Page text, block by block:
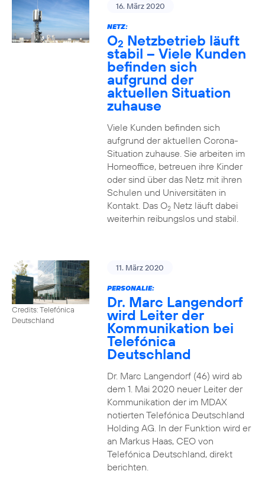
16. März 2020
NETZ:
O2 Netzbetrieb läuft
stabil – Viele Kunden
befinden sich
aufgrund der
aktuellen Situation
zuhause
Viele Kunden befinden sich
aufgrund der aktuellen Corona-
Situation zuhause. Sie arbeiten im
Homeoffice, betreuen ihre Kinder
oder sind über das Netz mit ihren
Schulen und Universitäten in
Kontakt. Das O2Netz läuft dabei
weiterhin reibungslos und stabil.
Credits: Telefónica
Deutschland
11. März 2020
PERSONALIE:
Dr. Marc Langendorf
wird Leiter der
Kommunikation bei
Telefónica
Deutschland
Dr. Marc Langendorf (46) wird ab
dem 1. Mai 2020 neuer Leiter der
Kommunikation der im MDAX
notierten Telefónica Deutschland
Holding AG. In der Funktion wird er
an Markus Haas, CEO von
Telefónica Deutschland, direkt
berichten.